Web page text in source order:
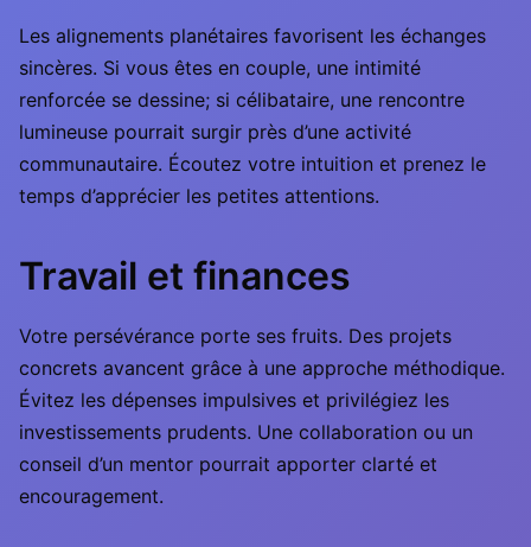
Les alignements planétaires favorisent les échanges
sincères. Si vous êtes en couple, une intimité
renforcée se dessine; si célibataire, une rencontre
lumineuse pourrait surgir près d’une activité
communautaire. Écoutez votre intuition et prenez le
temps d’apprécier les petites attentions.
Travail et finances
Votre persévérance porte ses fruits. Des projets
concrets avancent grâce à une approche méthodique.
Évitez les dépenses impulsives et privilégiez les
investissements prudents. Une collaboration ou un
conseil d’un mentor pourrait apporter clarté et
encouragement.